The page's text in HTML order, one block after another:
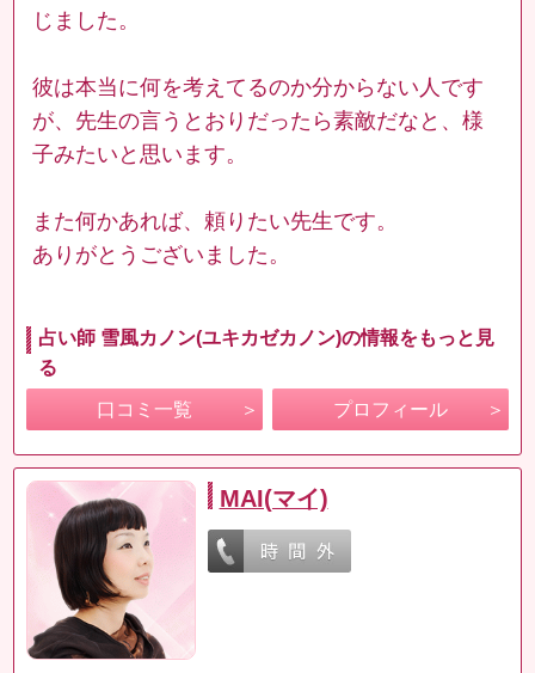
じました。
彼は本当に何を考えてるのか分からない人です
が、先生の言うとおりだったら素敵だなと、様
子みたいと思います。
また何かあれば、頼りたい先生です。
ありがとうございました。
占い師 雪風カノン(ユキカゼカノン)の情報をもっと見
る
口コミ一覧 プロフィール
MAI(マイ)